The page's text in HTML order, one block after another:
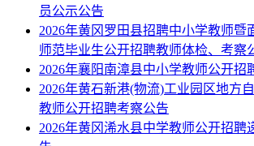
员公示公告
2026年黄冈罗田县招聘中小学教师暨
师范毕业生公开招聘教师体检、考察
2026年襄阳南漳县中小学教师公开招
2026年黄石新港(物流)工业园区地方
教师公开招聘考察公告
2026年黄冈浠水县中学教师公开招聘